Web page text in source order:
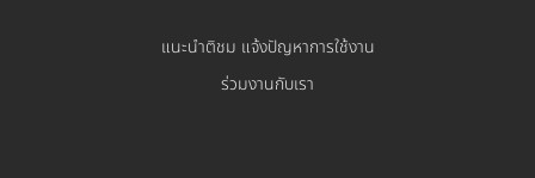
แนะนำติชม แจ้งปัญหาการใช้งาน
ร่วมงานกับเรา